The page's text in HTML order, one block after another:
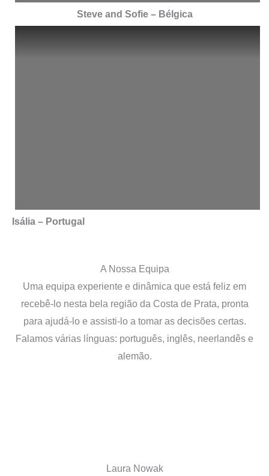
Steve and Sofie – Bélgica
Isália – Portugal
A Nossa Equipa
Uma equipa experiente e dinâmica que está feliz em
recebê-lo nesta bela região da Costa de Prata, pronta
para ajudá-lo e assisti-lo a tomar as decisões certas.
Falamos várias línguas: português, inglês, neerlandês e
alemão.
Laura Nowak